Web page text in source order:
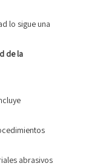
lo sigue una
de la
abrasivos